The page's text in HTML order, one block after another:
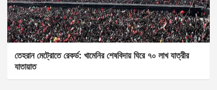
তেহরান মেট্রোতে রেকর্ড: খামেনির শেষবিদায় ঘিরে ৭০ লাখ যাত্রীর
যাতায়াত